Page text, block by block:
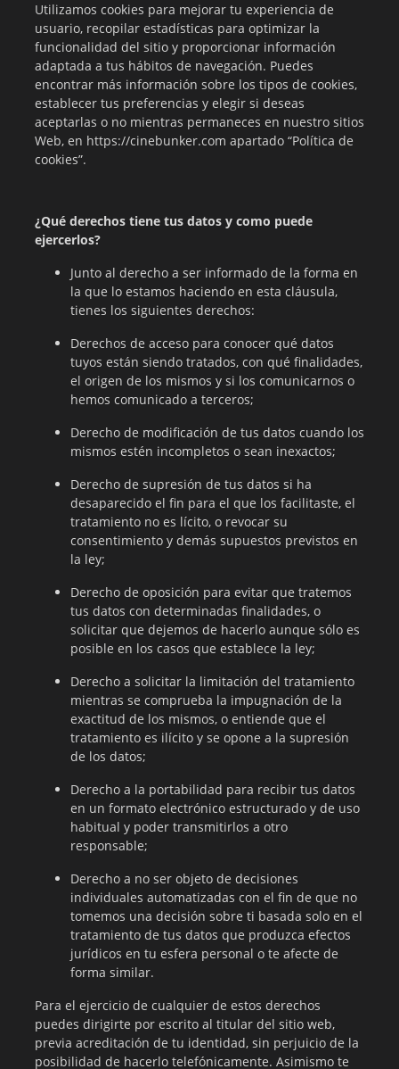
Utilizamos cookies para mejorar tu experiencia de
usuario, recopilar estadísticas para optimizar la
funcionalidad del sitio y proporcionar información
adaptada a tus hábitos de navegación. Puedes
encontrar más información sobre los tipos de cookies,
establecer tus preferencias y elegir si deseas
aceptarlas o no mientras permaneces en nuestro sitios
Web, en https://cinebunker.com apartado “Política de
cookies”.
¿Qué derechos tiene tus datos y como puede
ejercerlos?
Junto al derecho a ser informado de la forma en
la que lo estamos haciendo en esta cláusula,
tienes los siguientes derechos:
Derechos de acceso para conocer qué datos
tuyos están siendo tratados, con qué finalidades,
el origen de los mismos y si los comunicarnos o
hemos comunicado a terceros;
Derecho de modificación de tus datos cuando los
mismos estén incompletos o sean inexactos;
Derecho de supresión de tus datos si ha
desaparecido el fin para el que los facilitaste, el
tratamiento no es lícito, o revocar su
consentimiento y demás supuestos previstos en
la ley;
Derecho de oposición para evitar que tratemos
tus datos con determinadas finalidades, o
solicitar que dejemos de hacerlo aunque sólo es
posible en los casos que establece la ley;
Derecho a solicitar la limitación del tratamiento
mientras se comprueba la impugnación de la
exactitud de los mismos, o entiende que el
tratamiento es ilícito y se opone a la supresión
de los datos;
Derecho a la portabilidad para recibir tus datos
en un formato electrónico estructurado y de uso
habitual y poder transmitirlos a otro
responsable;
Derecho a no ser objeto de decisiones
individuales automatizadas con el fin de que no
tomemos una decisión sobre ti basada solo en el
tratamiento de tus datos que produzca efectos
jurídicos en tu esfera personal o te afecte de
forma similar.
Para el ejercicio de cualquier de estos derechos
puedes dirigirte por escrito al titular del sitio web,
previa acreditación de tu identidad, sin perjuicio de la
posibilidad de hacerlo telefónicamente. Asimismo te